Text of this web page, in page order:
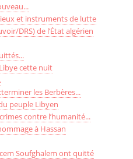
et instruments de lutte
DRS) de l’État algérien
cette nuit
les Berbères...
peuple Libyen
contre l’humanité...
à Hassan
Soufghalem ont quitté